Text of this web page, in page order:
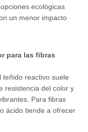
ecológicas
un menor impacto
para las fibras
teñido reactivo suele
resistencia del color y
Para fibras
ácido tiende a ofrecer